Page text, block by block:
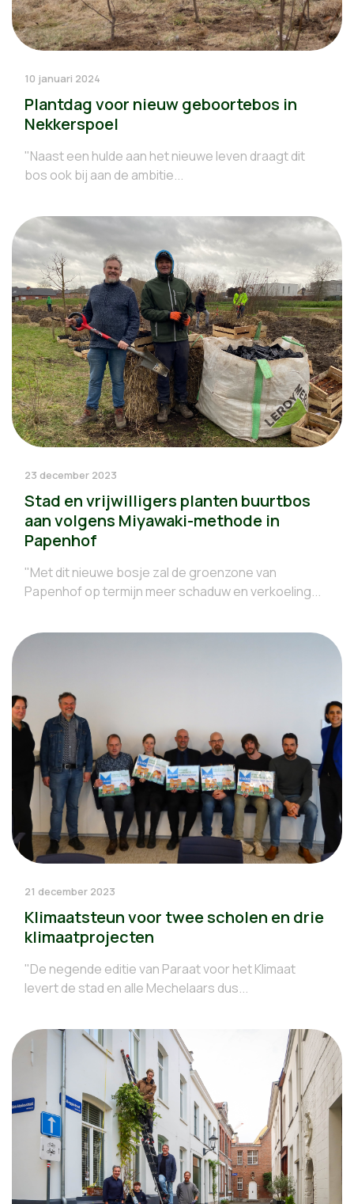
10 januari 2024
Plantdag voor nieuw geboortebos in
Nekkerspoel
"Naast een hulde aan het nieuwe leven draagt dit
bos ook bij aan de ambitie...
23 december 2023
Stad en vrijwilligers planten buurtbos
aan volgens Miyawaki-methode in
Papenhof
"Met dit nieuwe bosje zal de groenzone van
Papenhof op termijn meer schaduw en verkoeling...
21 december 2023
Klimaatsteun voor twee scholen en drie
klimaatprojecten
"De negende editie van Paraat voor het Klimaat
levert de stad en alle Mechelaars dus...